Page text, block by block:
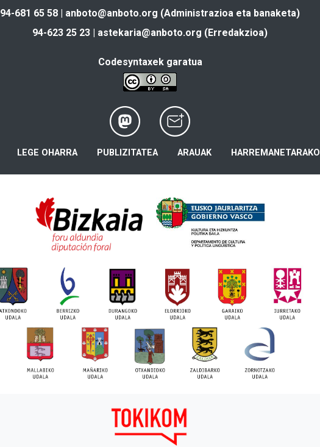
94-681 65 58 | anboto@anboto.org (Administrazioa eta banaketa)
94-623 25 23 | astekaria@anboto.org (Erredakzioa)
Codesyntaxek garatua
LEGE OHARRA PUBLIZITATEA ARAUAK HARREMANETARAKO